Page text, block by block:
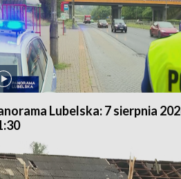
Lubelska: 7 sierpnia